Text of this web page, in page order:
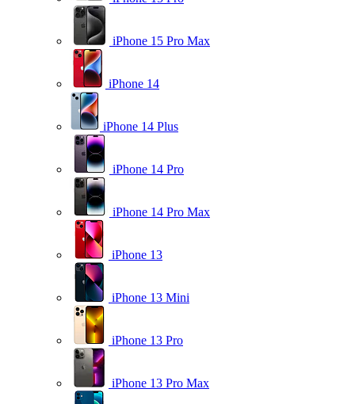
iPhone 15 Pro Max
iPhone 14
iPhone 14 Plus
iPhone 14 Pro
iPhone 14 Pro Max
iPhone 13
iPhone 13 Mini
iPhone 13 Pro
iPhone 13 Pro Max